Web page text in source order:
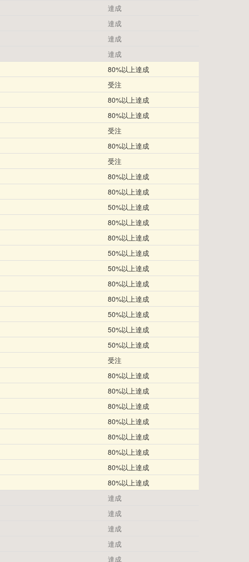
達成
達成
達成
達成
80%以上達成
受注
80%以上達成
80%以上達成
受注
80%以上達成
受注
80%以上達成
80%以上達成
50%以上達成
80%以上達成
80%以上達成
50%以上達成
50%以上達成
80%以上達成
80%以上達成
50%以上達成
50%以上達成
50%以上達成
受注
80%以上達成
80%以上達成
80%以上達成
80%以上達成
80%以上達成
80%以上達成
80%以上達成
80%以上達成
達成
達成
達成
達成
達成